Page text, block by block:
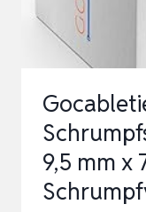
9,5 mm x